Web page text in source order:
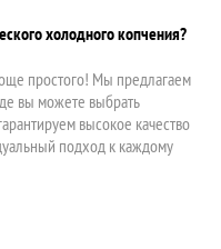
холодного копчения?
простого! Мы предлагаем
вы можете выбрать
высокое качество
подход к каждому